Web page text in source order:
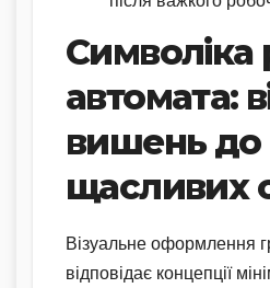
Символіка
автомата:
вишень до
щасливих
Візуальне оформлення
відповідає концепції